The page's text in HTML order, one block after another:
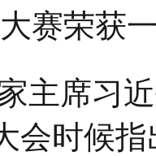
大赛荣获
主席习
会时候